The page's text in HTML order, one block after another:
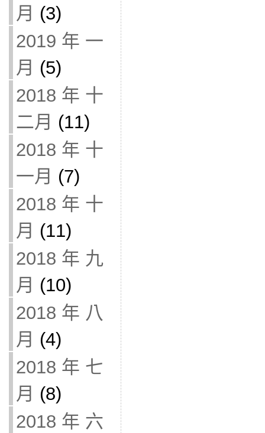
月 (3)
2019 年 一
月 (5)
2018 年 十
二月 (11)
2018 年 十
一月 (7)
2018 年 十
月 (11)
2018 年 九
月 (10)
2018 年 八
月 (4)
2018 年 七
月 (8)
2018 年 六